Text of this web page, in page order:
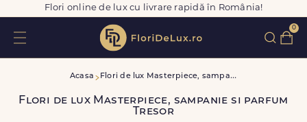
Flori online de lux cu livrare rapidă în România!
0
Acasa F
lori de lux Masterpiece, sampanie si parfum Tresor
Flori de lux Masterpiece, sampanie si parfum
Tresor